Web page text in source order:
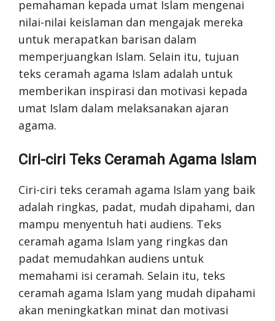
pemahaman kepada umat Islam mengenai
nilai-nilai keislaman dan mengajak mereka
untuk merapatkan barisan dalam
memperjuangkan Islam. Selain itu, tujuan
teks ceramah agama Islam adalah untuk
memberikan inspirasi dan motivasi kepada
umat Islam dalam melaksanakan ajaran
agama.
Ciri-ciri Teks Ceramah Agama Islam
Ciri-ciri teks ceramah agama Islam yang baik
adalah ringkas, padat, mudah dipahami, dan
mampu menyentuh hati audiens. Teks
ceramah agama Islam yang ringkas dan
padat memudahkan audiens untuk
memahami isi ceramah. Selain itu, teks
ceramah agama Islam yang mudah dipahami
akan meningkatkan minat dan motivasi